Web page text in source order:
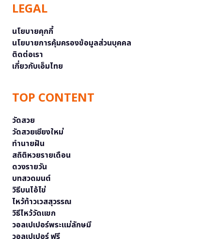
LEGAL
นโยบายคุกกี้
นโยบายการคุ้มครองข้อมูลส่วนบุคคล
ติดต่อเรา
เกี่ยวกับเอ็มไทย
TOP CONTENT
วัดสวย
วัดสวยเชียงใหม่
ทำนายฝัน
สถิติหวยรายเดือน
ดวงรายวัน
บทสวดมนต์
วิธีบนไอ้ไข่
ไหว้ท้าวเวสสุวรรณ
วิธีไหว้วัดแขก
วอลเปเปอร์พระแม่ลักษมี
วอลเปเปอร์ ฟรี